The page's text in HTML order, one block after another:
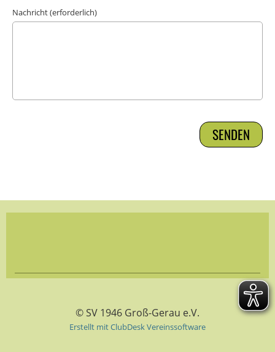
Nachricht (erforderlich)
© SV 1946 Groß-Gerau e.V.
Erstellt mit ClubDesk Vereinssoftware